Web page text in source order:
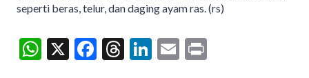
seperti beras, telur, dan daging ayam ras. (rs)
W X
F
T
Li E